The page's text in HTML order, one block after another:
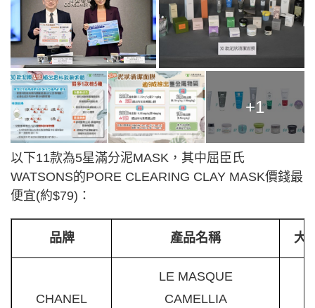
+1
以下11款為5星滿分泥MASK，其中屈臣氏
WATSONS的PORE CLEARING CLAY MASK價錢最
便宜(約$79)：
品牌 產品名稱 大
CHANEL
LE MASQUE
CAMELLIA